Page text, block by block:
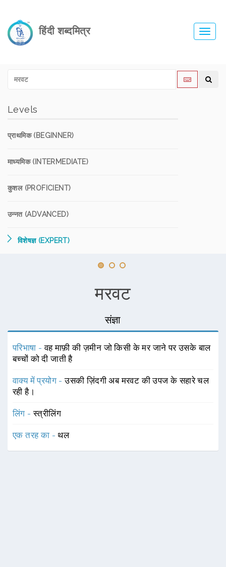
हिंदी शब्दमित्र
Levels
प्राथमिक (BEGINNER)
माध्यमिक (INTERMEDIATE)
कुशल (PROFICIENT)
उन्नत (ADVANCED)
विशेषज्ञ (EXPERT)
मरवट
संज्ञा
परिभाषा -वह माफ़ी की ज़मीन जो किसी के मर जाने पर उसके बाल
बच्चों को दी जाती है
वाक्य में प्रयोग -उसकी ज़िंदगी अब मरवट की उपज के सहारे चल
रही है।
लिंग -स्त्रीलिंग
एक तरह का -थल